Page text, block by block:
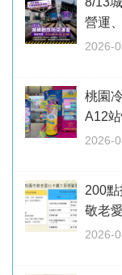
營運
2026-
桃園
A12
2026-
200
敬老
2026-